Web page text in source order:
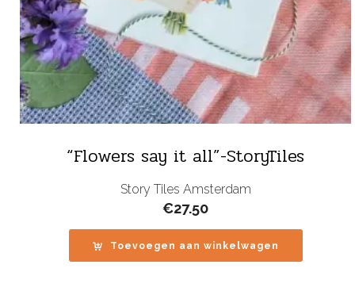
“Flowers say it all”-StoryTiles
Story Tiles Amsterdam
€27.50
Toevoegen aan winkelwagen